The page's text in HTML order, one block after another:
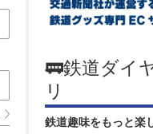
🚃鉄道ダイ
リ
鉄道趣味をもっと楽